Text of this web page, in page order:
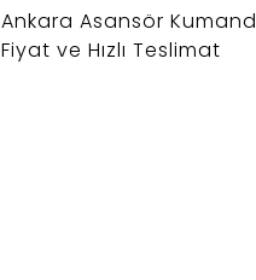
Ankara Asansör
Fiyat ve Hızlı Teslimat